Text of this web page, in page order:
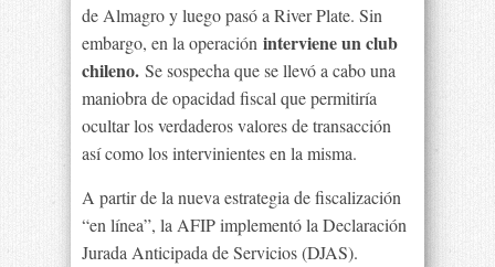
de Almagro y luego pasó a River Plate. Sin
embargo, en la operación interviene un club
chileno. Se sospecha que se llevó a cabo una
maniobra de opacidad fiscal que permitiría
ocultar los verdaderos valores de transacción
así como los intervinientes en la misma.
A partir de la nueva estrategia de fiscalización
“en línea”, la AFIP implementó la Declaración
Jurada Anticipada de Servicios (DJAS).